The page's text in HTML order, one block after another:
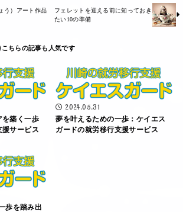
う）アート作品
フェレットを迎える前に知っておき
たい10の準備
を築く一歩
援サービス
2024.05.31
夢を叶えるための一歩：ケイエス
ガードの就労移行支援サービス
歩を踏み出